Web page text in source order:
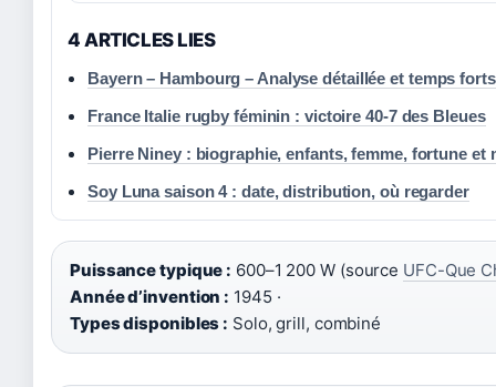
4 ARTICLES LIES
Bayern – Hambourg – Analyse détaillée et temps forts
France Italie rugby féminin : victoire 40-7 des Bleues
Pierre Niney : biographie, enfants, femme, fortune et
Soy Luna saison 4 : date, distribution, où regarder
Puissance typique : 600–1 200 W (source UFC-Que
Année d’invention : 1945 ·
Types disponibles : Solo, grill, combiné